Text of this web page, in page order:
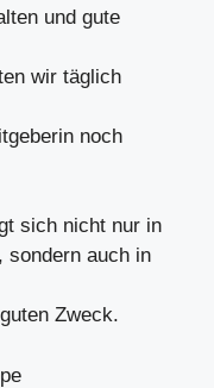
und gute
wir täglich
noch
sich nicht nur in
sondern auch in
Zweck.